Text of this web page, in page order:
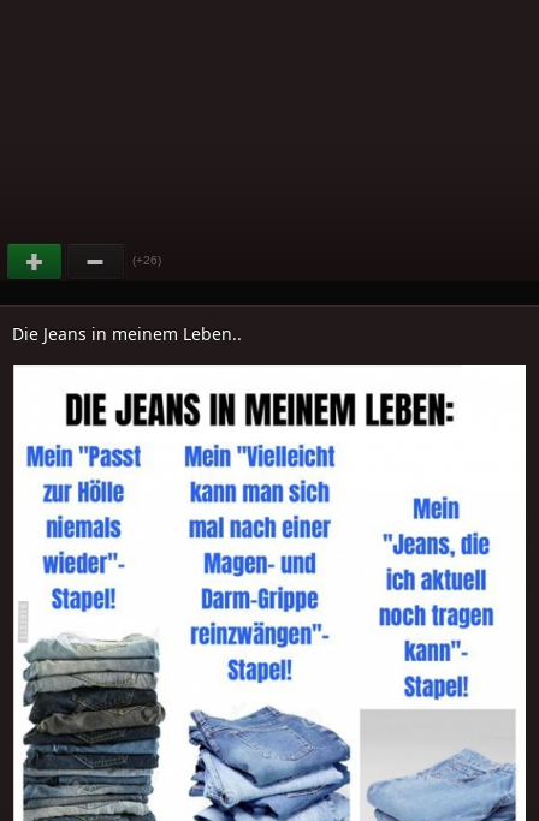
(+26)
Die Jeans in meinem Leben..